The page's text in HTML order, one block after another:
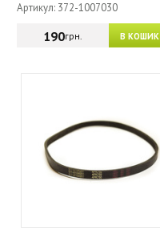
Артикул: 372-1007030
В КОШИК
190грн.